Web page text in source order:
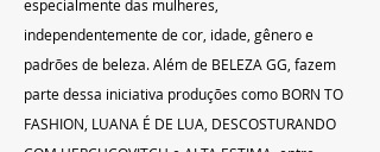
especialmente das mulheres,
independentemente de cor, idade, gênero e
padrões de beleza. Além de BELEZA GG, fazem
parte dessa iniciativa produções como BORN TO
FASHION, LUANA É DE LUA, DESCOSTURANDO